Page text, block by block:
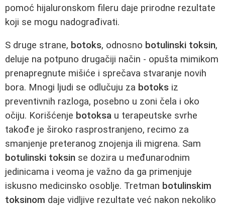
pomoć hijaluronskom fileru daje prirodne rezultate
koji se mogu nadograđivati.
S druge strane, botoks, odnosno botulinski toksin,
deluje na potpuno drugačiji način - opušta mimikom
prenapregnute mišiće i sprečava stvaranje novih
bora. Mnogi ljudi se odlučuju za botoks iz
preventivnih razloga, posebno u zoni čela i oko
očiju. Korišćenje botoksa u terapeutske svrhe
takođe je široko rasprostranjeno, recimo za
smanjenje preteranog znojenja ili migrena. Sam
botulinski toksin se dozira u međunarodnim
jedinicama i veoma je važno da ga primenjuje
iskusno medicinsko osoblje. Tretman botulinskim
toksinom daje vidljive rezultate već nakon nekoliko